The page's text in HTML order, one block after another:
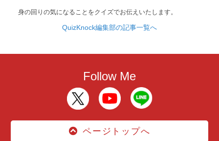
身の回りの気になることをクイズでお伝えいたします。
QuizKnock編集部の記事一覧へ
Follow Me
ページトップへ